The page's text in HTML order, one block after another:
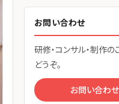
お問い合わせ
研修・コンサル・制作
どうぞ。
お問い合わ